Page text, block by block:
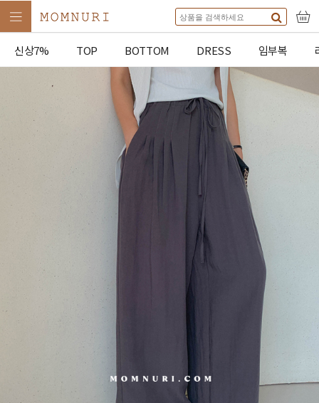
신상7% TOP BOTTOM DRESS 임부복